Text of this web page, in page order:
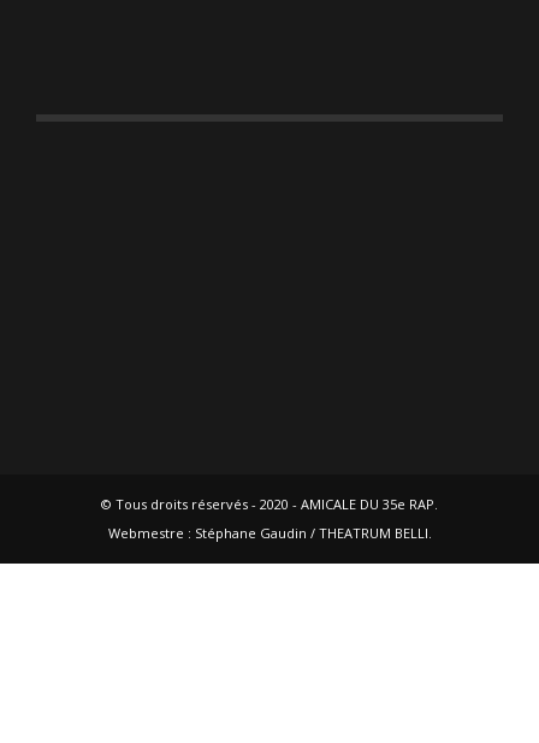
© Tous droits réservés - 2020 - AMICALE DU 35e RAP.
Webmestre : Stéphane Gaudin / THEATRUM BELLI.